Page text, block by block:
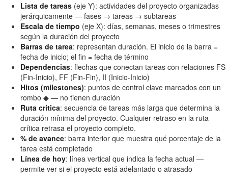
Lista de tareas (eje Y): actividades del proyecto organizadas
jerárquicamente — fases → tareas → subtareas
Escala de tiempo (eje X): días, semanas, meses o trimestres
según la duración del proyecto
Barras de tarea: representan duración. El inicio de la barra =
fecha de inicio; el fin = fecha de término
Dependencias: flechas que conectan tareas con relaciones FS
(Fin-Inicio), FF (Fin-Fin), II (Inicio-Inicio)
Hitos (milestones): puntos de control clave marcados con un
rombo ◆ — no tienen duración
Ruta crítica: secuencia de tareas más larga que determina la
duración mínima del proyecto. Cualquier retraso en la ruta
crítica retrasa el proyecto completo.
% de avance: barra interior que muestra qué porcentaje de la
tarea está completado
Línea de hoy: línea vertical que indica la fecha actual —
permite ver si el proyecto está adelantado o atrasado